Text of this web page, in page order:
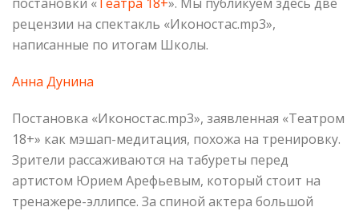
рецензии на спектакль «Иконостас.mp3»,
написанные по итогам Школы.
Анна Дунина
Постановка «Иконостас.mp3», заявленная «Театром
18+» как мэшап-медитация, похожа на тренировку.
Зрители рассаживаются на табуреты перед
артистом Юрием Арефьевым, который стоит на
тренажере-эллипсе. За спиной актера большой